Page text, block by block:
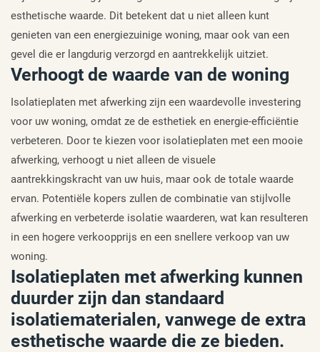
esthetische waarde. Dit betekent dat u niet alleen kunt
genieten van een energiezuinige woning, maar ook van een
gevel die er langdurig verzorgd en aantrekkelijk uitziet.
Verhoogt de waarde van de woning
Isolatieplaten met afwerking zijn een waardevolle investering
voor uw woning, omdat ze de esthetiek en energie-efficiëntie
verbeteren. Door te kiezen voor isolatieplaten met een mooie
afwerking, verhoogt u niet alleen de visuele
aantrekkingskracht van uw huis, maar ook de totale waarde
ervan. Potentiële kopers zullen de combinatie van stijlvolle
afwerking en verbeterde isolatie waarderen, wat kan resulteren
in een hogere verkoopprijs en een snellere verkoop van uw
woning.
Isolatieplaten met afwerking kunnen
duurder zijn dan standaard
isolatiematerialen, vanwege de extra
esthetische waarde die ze bieden.